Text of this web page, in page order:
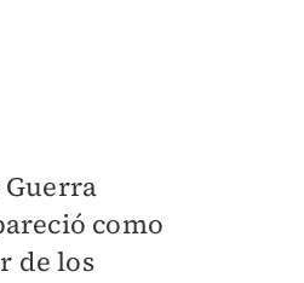
como
de los